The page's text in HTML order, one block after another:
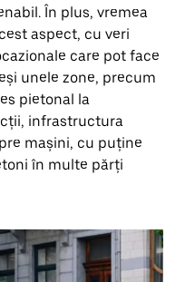
În plus, vremea
aspect, cu veri
care pot face
unele zone, precum
pietonal la
infrastructura
mașini, cu puține
în multe părți